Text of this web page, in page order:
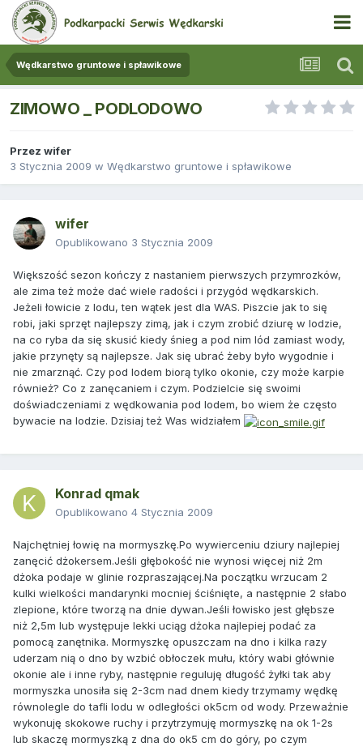
Wędkarstwo gruntowe i spławikowe
ZIMOWO _ PODLODOWO
Przez wifer
3 Stycznia 2009 w Wędkarstwo gruntowe i spławikowe
wifer
Opublikowano 3 Stycznia 2009
Większość sezon kończy z nastaniem pierwszych przymrozków,
ale zima też może dać wiele radości i przygód wędkarskich.
Jeżeli łowicie z lodu, ten wątek jest dla WAS. Piszcie jak to się
robi, jaki sprzęt najlepszy zimą, jak i czym zrobić dziurę w lodzie,
na co ryba da się skusić kiedy śnieg a pod nim lód zamiast wody,
jakie przynęty są najlepsze. Jak się ubrać żeby było wygodnie i
nie zmarznąć. Czy pod lodem biorą tylko okonie, czy może karpie
również? Co z zanęcaniem i czym. Podzielcie się swoimi
doświadczeniami z wędkowania pod lodem, bo wiem że często
bywacie na lodzie. Dzisiaj też Was widziałem
Konrad qmak
Opublikowano 4 Stycznia 2009
Najchętniej łowię na mormyszkę.Po wywierceniu dziury najlepiej
zanęcić dżokersem.Jeśli głębokość nie wynosi więcej niż 2m
dżoka podaje w glinie rozpraszającej.Na początku wrzucam 2
kulki wielkości mandarynki mocniej ściśnięte, a następnie 2 słabo
zlepione, które tworzą na dnie dywan.Jeśli łowisko jest głębsze
niż 2,5m lub występuje lekki uciąg dżoka najlepiej podać za
pomocą zanętnika. Mormyszkę opuszczam na dno i kilka razy
uderzam nią o dno by wzbić obłoczek mułu, który wabi głównie
okonie ale i inne ryby, następnie reguluję długość żyłki tak aby
mormyszka unosiła się 2-3cm nad dnem kiedy trzymamy wędkę
równolegle do tafli lodu w odległości ok5cm od wody. Przeważnie
wykonuję skokowe ruchy i przytrzymuję mormyszkę na ok 1-2s
lub skaczę mormyszką z dna do ok5 cm do góry, po czym